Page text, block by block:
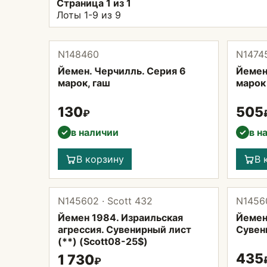
Страница 1 из 1
Лоты 1-9 из 9
N148460
Йемен. Черчилль. Серия 6
марок, гаш
130₽
✓ в наличии
В корзину
505
✓ в
В
N145602 · Scott 432
Йемен 1984. Израильская
агрессия. Сувенирный лист
(**) (Scott08-25$)
1 730₽ 435